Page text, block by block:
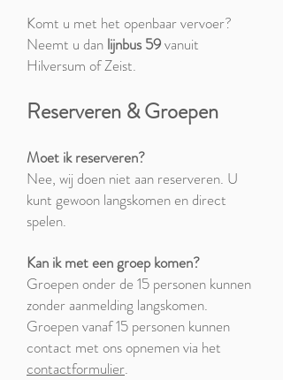
Komt u met het openbaar vervoer?
Neemt u dan lijnbus 59vanuit
Hilversum of Zeist.
Reserveren & Groepen
Moet ik reserveren?
Nee, wij doen niet aan reserveren. U
kunt gewoon langskomen en direct
spelen.
Kan ik met een groep komen?
Groepen onder de 15 personen kunnen
zonder aanmelding langskomen.
Groepen vanaf 15 personen kunnen
contact met ons opnemen via het
contactformulier.